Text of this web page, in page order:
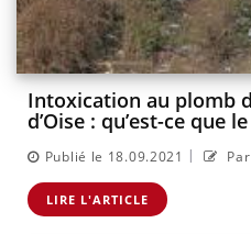
Intoxication au plomb
d’Oise : qu’est-ce que
Publié le 18.09.2021 |
LIRE L'ARTICLE